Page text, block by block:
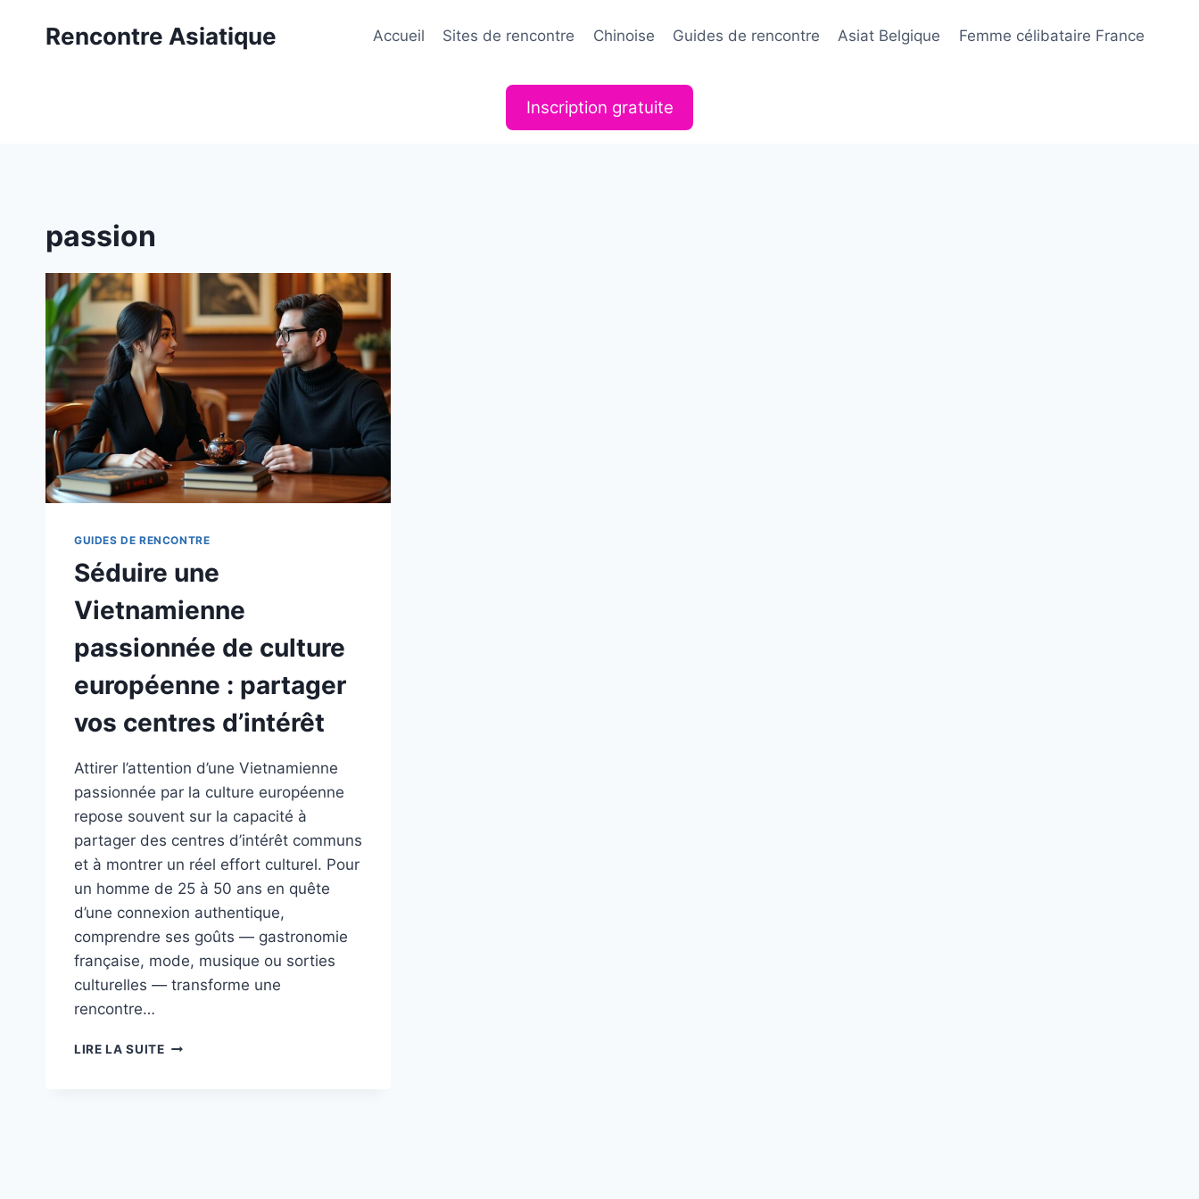
Rencontre Asiatique Accueil Sites de rencontre Chinoise Guides de rencontre Asiat Belgique Femme célibataire France
Inscription gratuite
passion
GUIDES DE RENCONTRE
Séduire une
Vietnamienne
passionnée de culture
européenne : partager
vos centres d’intérêt
Attirer l’attention d’une Vietnamienne
passionnée par la culture européenne
repose souvent sur la capacité à
partager des centres d’intérêt communs
et à montrer un réel effort culturel. Pour
un homme de 25 à 50 ans en quête
d’une connexion authentique,
comprendre ses goûts — gastronomie
française, mode, musique ou sorties
culturelles — transforme une
rencontre…
LIRE LA SUITESÉDUIRE